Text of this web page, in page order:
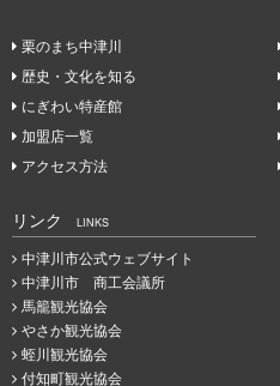
栗のまち中津川
歴史・文化を知る
にぎわい特産館
加盟店一覧
アクセス方法
リンク LINKS
中津川市公式ウェブサイト
中津川市 商工会議所
馬籠観光協会
やさか観光協会
蛭川観光協会
付知町観光協会